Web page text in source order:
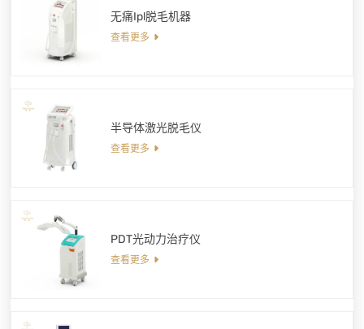
无痛Ipl脱毛机器
查看更多
半导体激光脱毛仪
查看更多
PDT光动力治疗仪
查看更多